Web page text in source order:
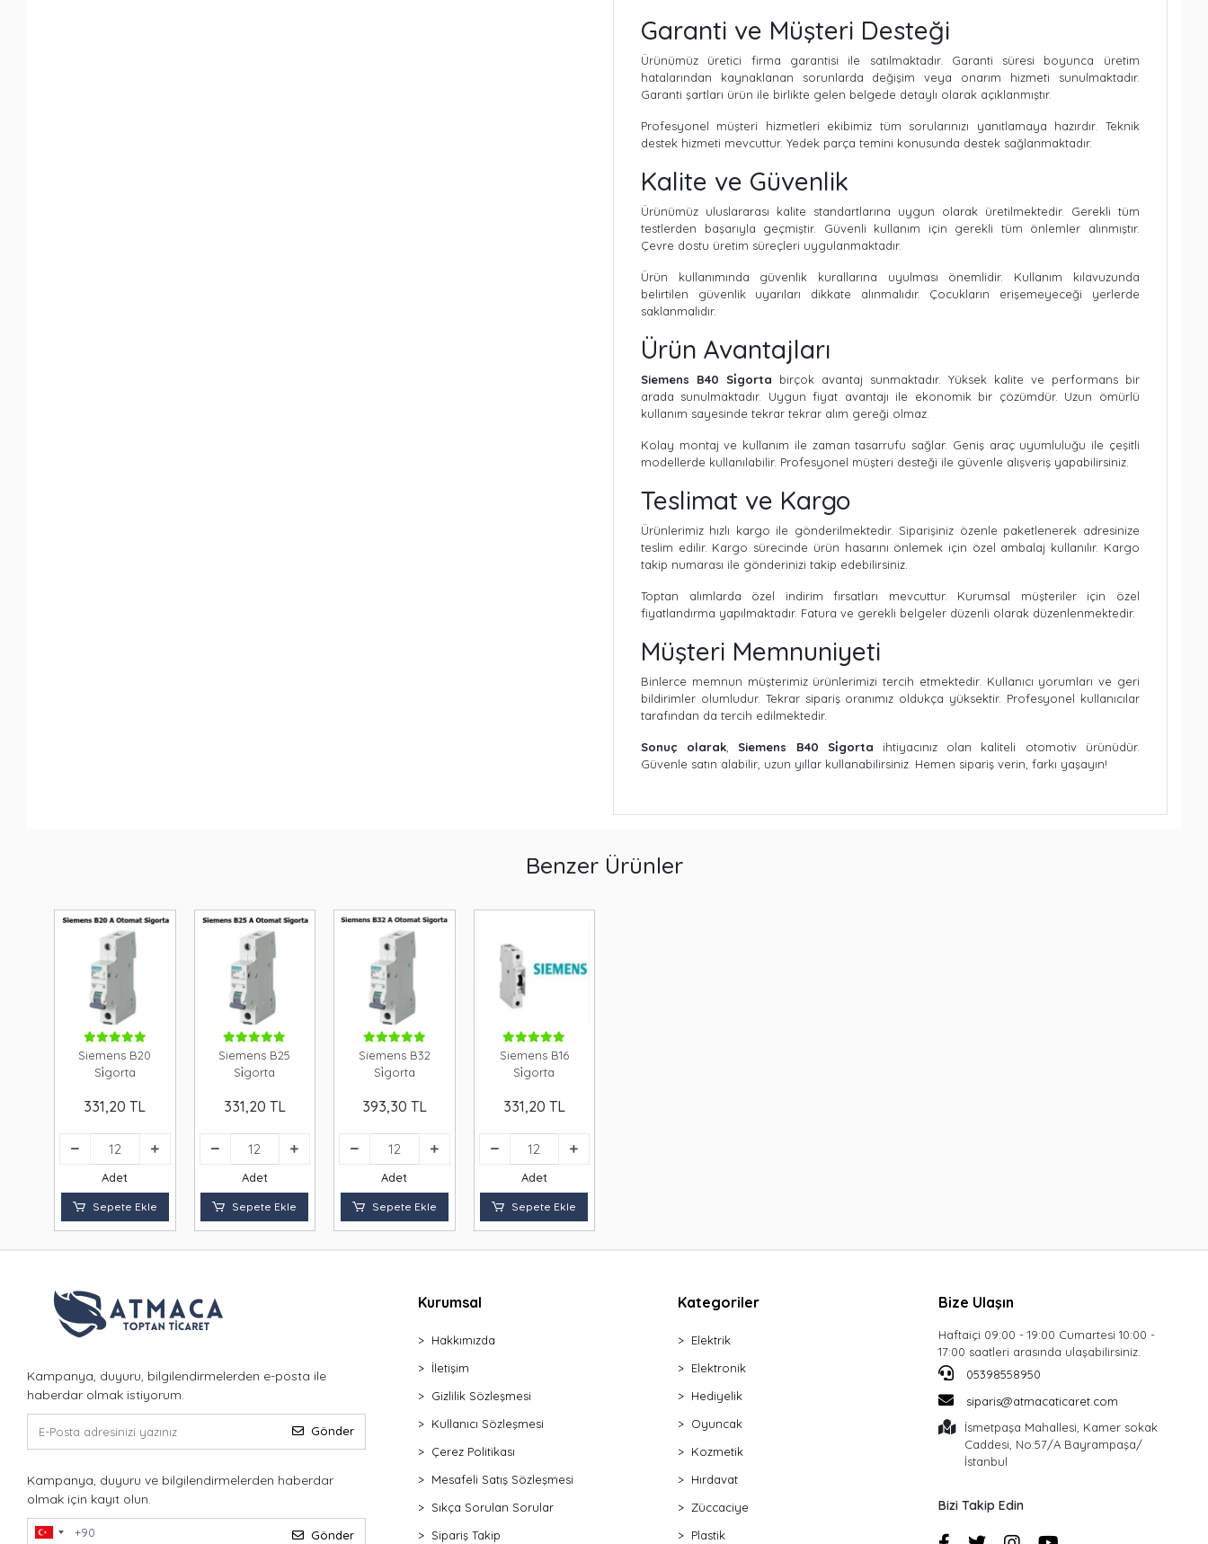
Garanti ve Müşteri Desteği
Ürünümüz üretici firma garantisi ile satılmaktadır. Garanti süresi boyunca üretim
hatalarından kaynaklanan sorunlarda değişim veya onarım hizmeti sunulmaktadır.
Garanti şartları ürün ile birlikte gelen belgede detaylı olarak açıklanmıştır.
Profesyonel müşteri hizmetleri ekibimiz tüm sorularınızı yanıtlamaya hazırdır. Teknik
destek hizmeti mevcuttur. Yedek parça temini konusunda destek sağlanmaktadır.
Kalite ve Güvenlik
Ürünümüz uluslararası kalite standartlarına uygun olarak üretilmektedir. Gerekli tüm
testlerden başarıyla geçmiştir. Güvenli kullanım için gerekli tüm önlemler alınmıştır.
Çevre dostu üretim süreçleri uygulanmaktadır.
Ürün kullanımında güvenlik kurallarına uyulması önemlidir. Kullanım kılavuzunda
belirtilen güvenlik uyarıları dikkate alınmalıdır. Çocukların erişemeyeceği yerlerde
saklanmalıdır.
Ürün Avantajları
Siemens B40 Si̇gorta birçok avantaj sunmaktadır. Yüksek kalite ve performans bir
arada sunulmaktadır. Uygun fiyat avantajı ile ekonomik bir çözümdür. Uzun ömürlü
kullanım sayesinde tekrar tekrar alım gereği olmaz.
Kolay montaj ve kullanım ile zaman tasarrufu sağlar. Geniş araç uyumluluğu ile çeşitli
modellerde kullanılabilir. Profesyonel müşteri desteği ile güvenle alışveriş yapabilirsiniz.
Teslimat ve Kargo
Ürünlerimiz hızlı kargo ile gönderilmektedir. Siparişiniz özenle paketlenerek adresinize
teslim edilir. Kargo sürecinde ürün hasarını önlemek için özel ambalaj kullanılır. Kargo
takip numarası ile gönderinizi takip edebilirsiniz.
Toptan alımlarda özel indirim fırsatları mevcuttur. Kurumsal müşteriler için özel
fiyatlandırma yapılmaktadır. Fatura ve gerekli belgeler düzenli olarak düzenlenmektedir.
Müşteri Memnuniyeti
Binlerce memnun müşterimiz ürünlerimizi tercih etmektedir. Kullanıcı yorumları ve geri
bildirimler olumludur. Tekrar sipariş oranımız oldukça yüksektir. Profesyonel kullanıcılar
tarafından da tercih edilmektedir.
Sonuç olarak Siemens B40 Si̇gorta ihtiyacınız olan kaliteli otomotiv ürünüdür.
Güvenle satın alabilir, uzun yıllar kullanabilirsiniz. Hemen sipariş verin, farkı yaşayın!
Benzer Ürünler
Siemens B20
Si̇gorta
331,20 TL
Adet
Sepete Ekle
Siemens B25
Si̇gorta
331,20 TL
Adet
Sepete Ekle
Siemens B32
Si̇gorta
393,30 TL
Adet
Sepete Ekle
Siemens B16
Si̇gorta
331,20 TL
Adet
Sepete Ekle
Kampanya, duyuru, bilgilendirmelerden e-posta ile
haberdar olmak istiyorum.
Gönder
Kampanya, duyuru ve bilgilendirmelerden haberdar
olmak için kayıt olun.
Gönder
Kurumsal
Hakkımızda
İletişim
Gizlilik Sözleşmesi
Kullanıcı Sözleşmesi
Çerez Politikası
Mesafeli Satış Sözleşmesi
Sıkça Sorulan Sorular
Sipariş Takip
Kategoriler
Elektrik
Elektronik
Hediyelik
Oyuncak
Kozmetik
Hırdavat
Züccaciye
Plastik
Bize Ulaşın
Haftaiçi 09:00 - 19:00 Cumartesi 10:00 -
17:00 saatleri arasında ulaşabilirsiniz.
05398558950
siparis@atmacaticaret.com
İsmetpaşa Mahallesi, Kamer sokak
Caddesi, No:57/A Bayrampaşa/
İstanbul
Bizi Takip Edin